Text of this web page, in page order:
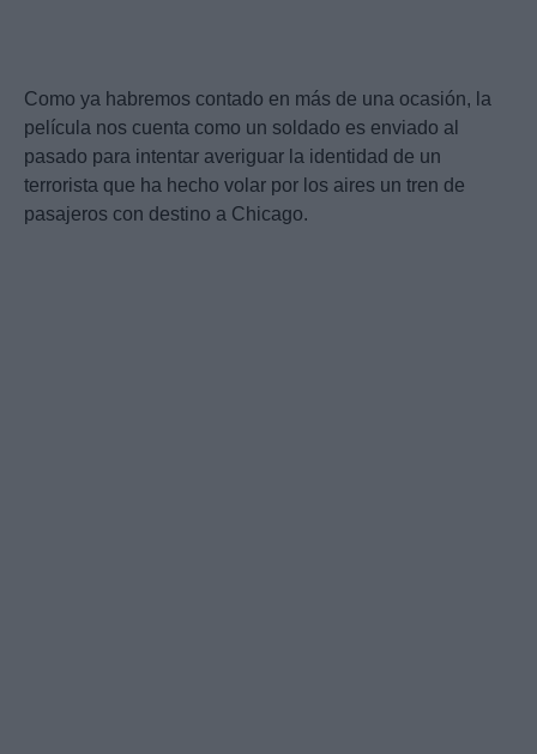
Como ya habremos contado en más de una ocasión, la
película nos cuenta como un soldado es enviado al
pasado para intentar averiguar la identidad de un
terrorista que ha hecho volar por los aires un tren de
pasajeros con destino a Chicago.